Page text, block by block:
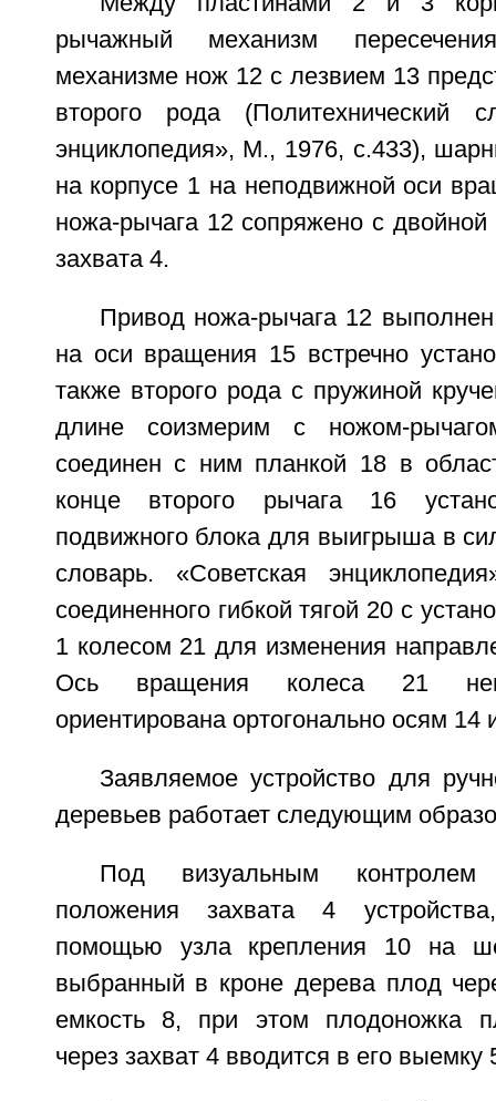
рычажный механизм
механизме нож 12 с лезвием 13
второго рода (Политехнический
энциклопедия», М., 1976, с.433),
на корпусе 1 на неподвижной оси
ножа-рычага 12 сопряжено с
захвата 4.
Привод ножа-рычага 12
на оси вращения 15 встречно
также второго рода с пружиной
длине соизмерим с ножом-
соединен с ним планкой 18 в
конце второго рычага 16
подвижного блока для выигрыша в
словарь. «Советская
соединенного гибкой тягой 20 с
1 колесом 21 для изменения
Ось вращения колеса 21
ориентирована ортогонально осям 14
Заявляемое устройство для
деревьев работает следующим
Под визуальным контролем
положения захвата 4
помощью узла крепления 10 на
выбранный в кроне дерева плод
емкость 8, при этом плодоножка
через захват 4 вводится в его выемку